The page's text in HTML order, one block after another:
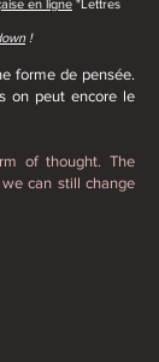
en ligne "Lettres
!
forme de pensée.
on peut encore le
of thought. The
can still change